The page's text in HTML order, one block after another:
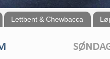
Lettbent & Chewbacca